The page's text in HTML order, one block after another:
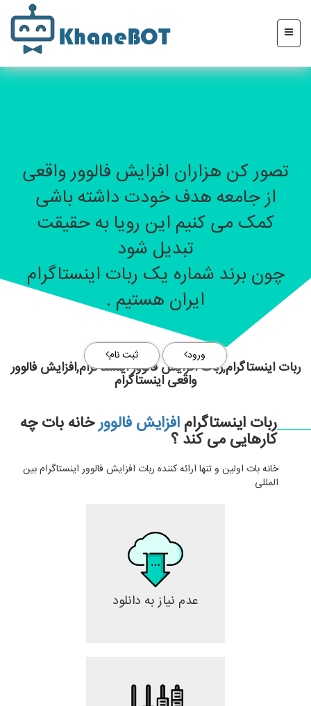
تصور کن هزاران افزایش فالوور واقعی
از جامعه هدف خودت داشته باشی
کمک می کنیم این رویا به حقیقت
تبدیل شود
چون برند شماره یک ربات اینستاگرام
ایران هستیم .
ورود ثبت نام
ربات اینستاگرام,ربات افزایش فالوور اینستاگرام,افزایش فالوور
واقعی اینستاگرام
ربات اینستاگرامافزایش فالوورخانه بات چه
کارهایی می کند ؟
خانه بات اولین و تنها ارائه کننده ربات افزایش فالوور اینستاگرام بین
المللی
عدم نیاز به دانلود